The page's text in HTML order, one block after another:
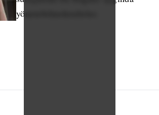
yönetebilmektedirler.